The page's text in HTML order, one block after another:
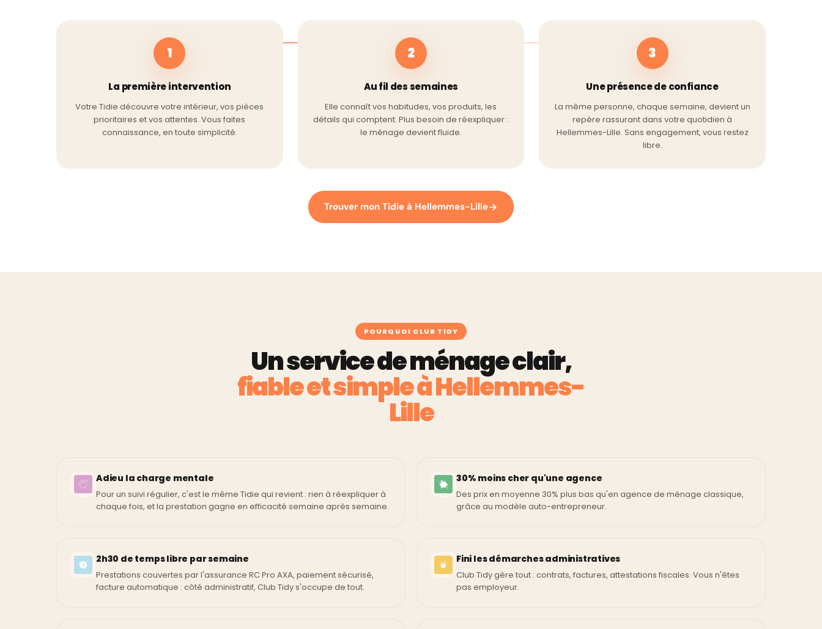
1
La première intervention
Votre Tidie découvre votre intérieur, vos pièces
prioritaires et vos attentes. Vous faites
connaissance, en toute simplicité.
2
Au fil des semaines
Elle connaît vos habitudes, vos produits, les
détails qui comptent. Plus besoin de réexpliquer :
le ménage devient fluide.
3
Une présence de confiance
La même personne, chaque semaine, devient un
repère rassurant dans votre quotidien à
Hellemmes-Lille. Sans engagement, vous restez
libre.
Trouver mon Tidie à Hellemmes-Lille
POURQUOI CLUB TIDY
Un service de ménage clair,
fiable et simple à Hellemmes-
Lille
Adieu la charge mentale
Pour un suivi régulier, c'est le même Tidie qui revient : rien à réexpliquer à
chaque fois, et la prestation gagne en efficacité semaine après semaine.
30% moins cher qu'une agence
Des prix en moyenne 30% plus bas qu'en agence de ménage classique,
grâce au modèle auto-entrepreneur.
2h30 de temps libre par semaine
Prestations couvertes par l'assurance RC Pro AXA, paiement sécurisé,
facture automatique : côté administratif, Club Tidy s'occupe de tout.
Fini les démarches administratives
Club Tidy gère tout : contrats, factures, attestations fiscales. Vous n'êtes
pas employeur.